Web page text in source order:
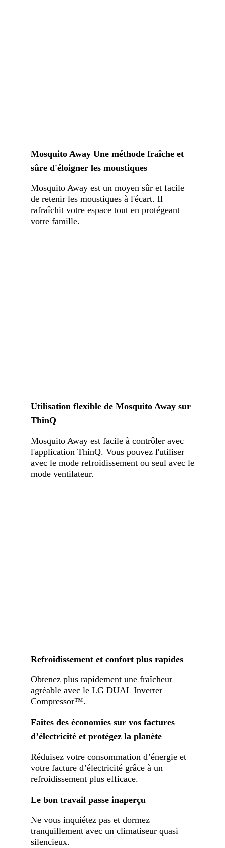
Mosquito Away Une méthode fraîche et
sûre d'éloigner les moustiques
Mosquito Away est un moyen sûr et facile
de retenir les moustiques à l'écart. Il
rafraîchit votre espace tout en protégeant
votre famille.
Utilisation flexible de Mosquito Away sur
ThinQ
Mosquito Away est facile à contrôler avec
l'application ThinQ. Vous pouvez l'utiliser
avec le mode refroidissement ou seul avec le
mode ventilateur.
Refroidissement et confort plus rapides
Obtenez plus rapidement une fraîcheur
agréable avec le LG DUAL Inverter
Compressor™.
Faites des économies sur vos factures
d’électricité et protégez la planète
Réduisez votre consommation d’énergie et
votre facture d’électricité grâce à un
refroidissement plus efficace.
Le bon travail passe inaperçu
Ne vous inquiétez pas et dormez
tranquillement avec un climatiseur quasi
silencieux.